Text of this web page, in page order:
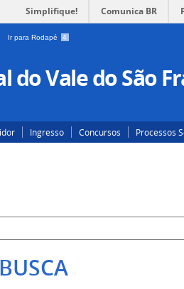
Simplifique! Comunica BR
Ir para Rodapé 4
do Vale do São
Ingresso Concursos Processos